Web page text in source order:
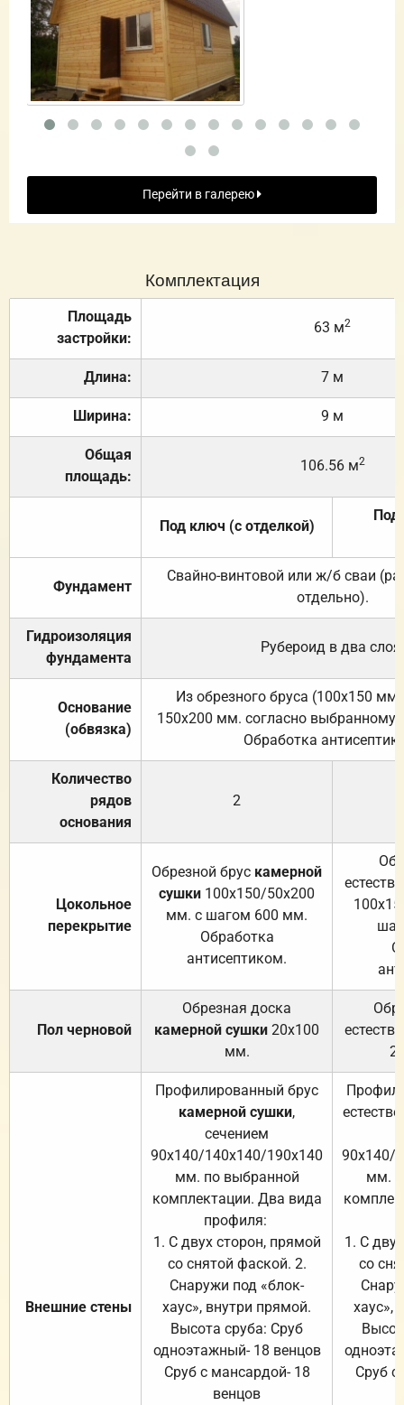
Перейти в галерею
Комплектация
Площадь
застройки:
63 м2
Длина: 7 м
Ширина: 9 м
Общая
площадь:
106.56 м2
Под ключ (с отделкой)
Под
Фундамент
Свайно-винтовой или ж/б сваи
отдельно).
Гидроизоляция
фундамента
Рубероид в два слоя.
Основание
(обвязка)
Из обрезного бруса (100х150
150х200 мм. согласно выбранному
Обработка
Количество
рядов
основания
2
Цокольное
перекрытие
Обрезной брус камерной
сушки 100х150/50х200
мм. с шагом 600 мм.
Обработка
антисептиком.
Пол черновой
Обрезная доска
камерной сушки 20х100
мм.
Внешние стены
Профилированный брус
камерной сушки,
сечением
90х140/140х140/190х140
мм. по выбранной
комплектации. Два вида
профиля:
1. С двух сторон, прямой
со снятой фаской. 2.
Снаружи под «блок-
хаус», внутри прямой.
Высота сруба: Сруб
одноэтажный- 18 венцов
Сруб с мансардой- 18
венцов
90х140/
мм.
1. С
со
хаус»,
Сруб с